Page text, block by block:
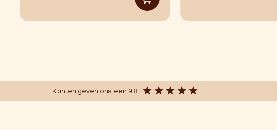
Klanten geven ons een 9.8